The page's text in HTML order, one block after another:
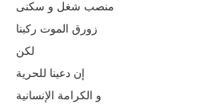
منصب شغل و سكنى
زورق الموت ركبنا
لكن
إن دعينا للحرية
و الكرامة الإنسانية